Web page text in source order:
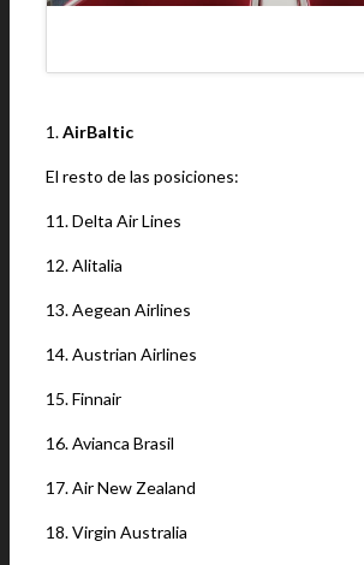
1.AirBaltic
El resto de las posiciones:
11. Delta Air Lines
12. Alitalia
13. Aegean Airlines
14. Austrian Airlines
15. Finnair
16. Avianca Brasil
17. Air New Zealand
18. Virgin Australia